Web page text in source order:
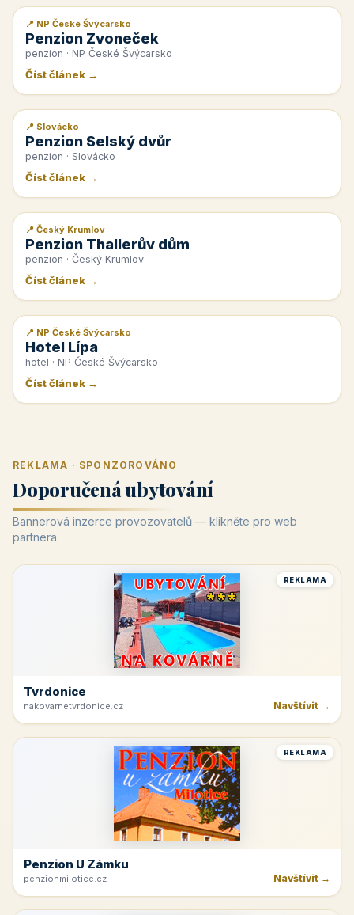
📰 PR článek
📍 NP České Švýcarsko
Penzion Zvoneček
penzion · NP České Švýcarsko
Číst článek →
📰 PR článek
📍 Slovácko
Penzion Selský dvůr
penzion · Slovácko
Číst článek →
📰 PR článek
📍 Český Krumlov
Penzion Thallerův dům
penzion · Český Krumlov
Číst článek →
📰 PR článek
📍 NP České Švýcarsko
Hotel Lípa
hotel · NP České Švýcarsko
Číst článek →
REKLAMA · SPONZOROVÁNO
Doporučená ubytování
Bannerová inzerce provozovatelů — klikněte pro web
partnera
REKLAMA
Tvrdonice
nakovarnetvrdonice.cz Navštívit →
REKLAMA
Penzion U Zámku
penzionmilotice.cz Navštívit →